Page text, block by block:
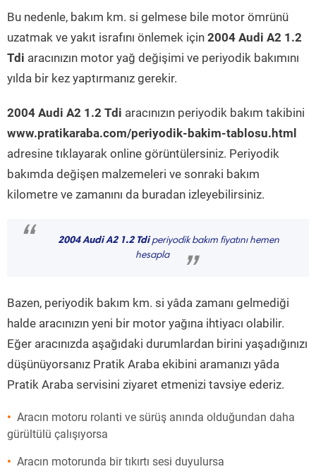
Bu nedenle, bakım km. si gelmese bile motor ömrünü
uzatmak ve yakıt israfını önlemek için 2004 Audi A2 1.2
Tdi aracınızın motor yağ değişimi ve periyodik bakımını
yılda bir kez yaptırmanız gerekir.
2004 Audi A2 1.2 Tdi aracınızın periyodik bakım takibini
www.pratikaraba.com/periyodik-bakim-tablosu.html
adresine tıklayarak online görüntülersiniz. Periyodik
bakımda değişen malzemeleri ve sonraki bakım
kilometre ve zamanını da buradan izleyebilirsiniz.
“ 2004 Audi A2 1.2 Tdiperiyodik bakım fiyatını hemen
hesapla
”
Bazen, periyodik bakım km. si yâda zamanı gelmediği
halde aracınızın yeni bir motor yağına ihtiyacı olabilir.
Eğer aracınızda aşağıdaki durumlardan birini yaşadığınızı
düşünüyorsanız Pratik Araba ekibini aramanızı yâda
Pratik Araba servisini ziyaret etmenizi tavsiye ederiz.
Aracın motoru rolanti ve sürüş anında olduğundan daha
gürültülü çalışıyorsa
Aracın motorunda bir tıkırtı sesi duyulursa